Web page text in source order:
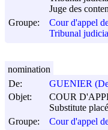
Juge des
Groupe:
Cour d'appel
Tribunal
De:
GUENIER
Objet:
COUR
Substitute
Groupe:
Cour d'appel
nomination